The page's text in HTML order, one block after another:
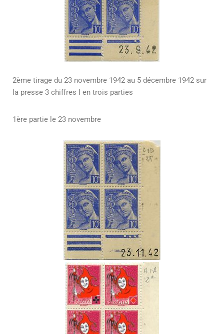
2ème tirage du 23 novembre 1942 au 5 décembre 1942 sur
la presse 3 chiffres I en trois parties
1ère partie le 23 novembre